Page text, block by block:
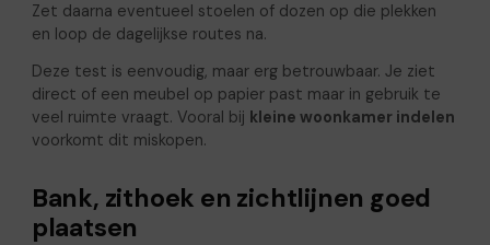
Zet daarna eventueel stoelen of dozen op die plekken
en loop de dagelijkse routes na.
Deze test is eenvoudig, maar erg betrouwbaar. Je ziet
direct of een meubel op papier past maar in gebruik te
veel ruimte vraagt. Vooral bij kleine woonkamer indelen
voorkomt dit miskopen.
Bank, zithoek en zichtlijnen goed
plaatsen